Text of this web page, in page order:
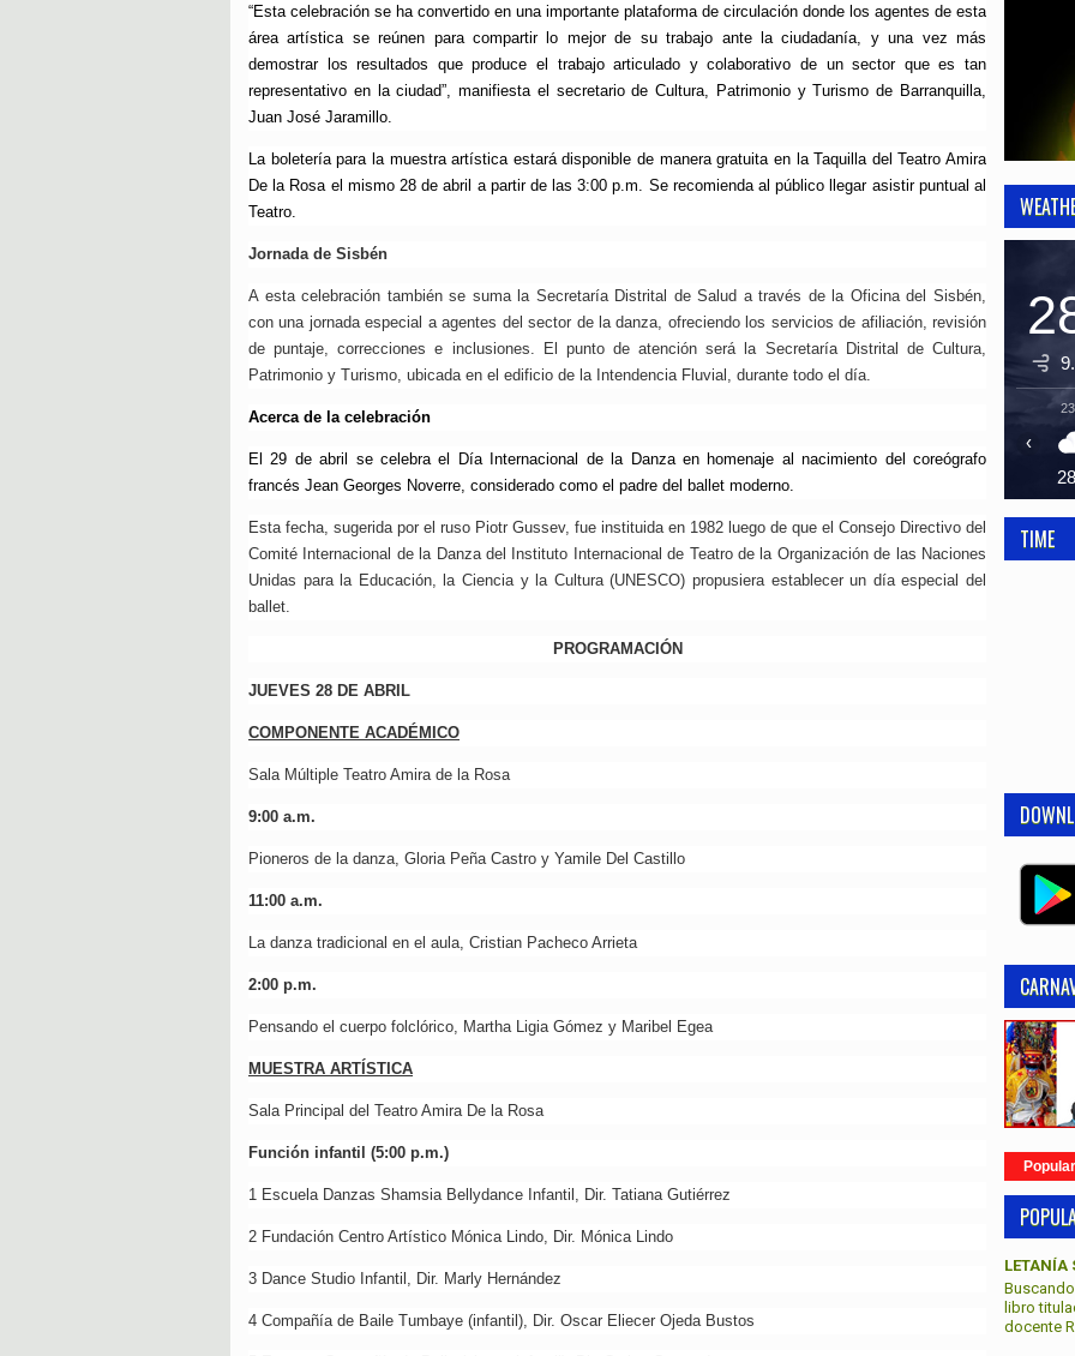
“Esta celebración se ha convertido en una importante plataforma de circulación donde los agentes de esta
área artística se reúnen para compartir lo mejor de su trabajo ante la ciudadanía, y una vez más
demostrar los resultados que produce el trabajo articulado y colaborativo de un sector que es tan
representativo en la ciudad”, manifiesta el secretario de Cultura, Patrimonio y Turismo de Barranquilla,
Juan José Jaramillo.
La boletería para la muestra artística estará disponible de manera gratuita en la Taquilla del Teatro Amira
De la Rosa el mismo 28 de abril a partir de las 3:00 p.m. Se recomienda al público llegar asistir puntual al
Teatro.
Jornada de Sisbén
A esta celebración también se suma la Secretaría Distrital de Salud a través de la Oficina del Sisbén,
conuna jornada especial a agentes del sector de la danza, ofreciendo los servicios de afiliación, revisión
de puntaje, correcciones e inclusiones. El punto de atención será la Secretaría Distrital de Cultura,
Patrimonio y Turismo, ubicada en el edificio de la Intendencia Fluvial, durante todo el día.
Acerca de la celebración
El 29 de abril se celebra el Día Internacional de la Danza en homenaje al nacimiento del coreógrafo
francés Jean Georges Noverre, considerado como el padre del ballet moderno.
Esta fecha, sugerida por el ruso Piotr Gussev, fue instituida en 1982 luego de que el Consejo Directivo del
Comité Internacional de la Danza del Instituto Internacional de Teatro de la Organización de las Naciones
Unidas para la Educación, la Ciencia y la Cultura (UNESCO) propusiera establecer un día especial del
ballet.
PROGRAMACIÓN
JUEVES 28 DE ABRIL
COMPONENTE ACADÉMICO
Sala Múltiple Teatro Amira de la Rosa
9:00 a.m.
Pioneros de la danza, Gloria Peña Castro y Yamile Del Castillo
11:00 a.m.
La danza tradicional en el aula, Cristian Pacheco Arrieta
2:00 p.m.
Pensando el cuerpo folclórico, Martha Ligia Gómez y Maribel Egea
MUESTRA ARTÍSTICA
Sala Principal del Teatro Amira De la Rosa
Función infantil (5:00 p.m.)
1 Escuela Danzas Shamsia Bellydance Infantil, Dir. Tatiana Gutiérrez
2 Fundación Centro Artístico Mónica Lindo, Dir. Mónica Lindo
3 Dance Studio Infantil, Dir. Marly Hernández
4 Compañía de Baile Tumbaye (infantil), Dir. Oscar Eliecer Ojeda Bustos
‹
TIME
Popular
LETANÍA
libro
docente